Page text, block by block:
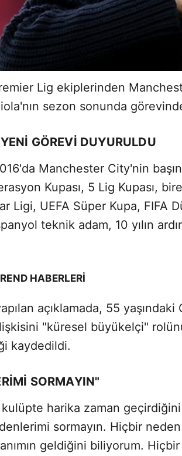
Lig ekiplerinden
sezon sonunda
GÖREVİ DUYURULDU
Manchester City'nin
Kupası, 5 Lig Kupası,
Ligi, UEFA Süper Kupa, FIFA
teknik adam, 10 yılın
HABERLERI
açıklamada, 55
"küresel büyükelçi"
kaydedildi.
SORMAYIN"
harika zaman
sormayın. Hiçbir
geldiğini biliyorum.